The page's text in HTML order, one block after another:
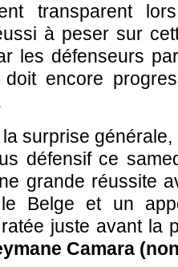
transparent
à peser sur
les défenseurs
encore
la surprise
défensif ce
grande réussite
le Belge et un
juste avant la
Camara